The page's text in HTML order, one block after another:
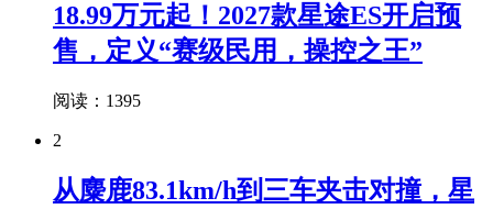
18.99万元起！2027款星途ES开启预
售，定义“赛级民用，操控之王”
阅读：1395
2
从麋鹿83.1km/h到三车夹击对撞，星